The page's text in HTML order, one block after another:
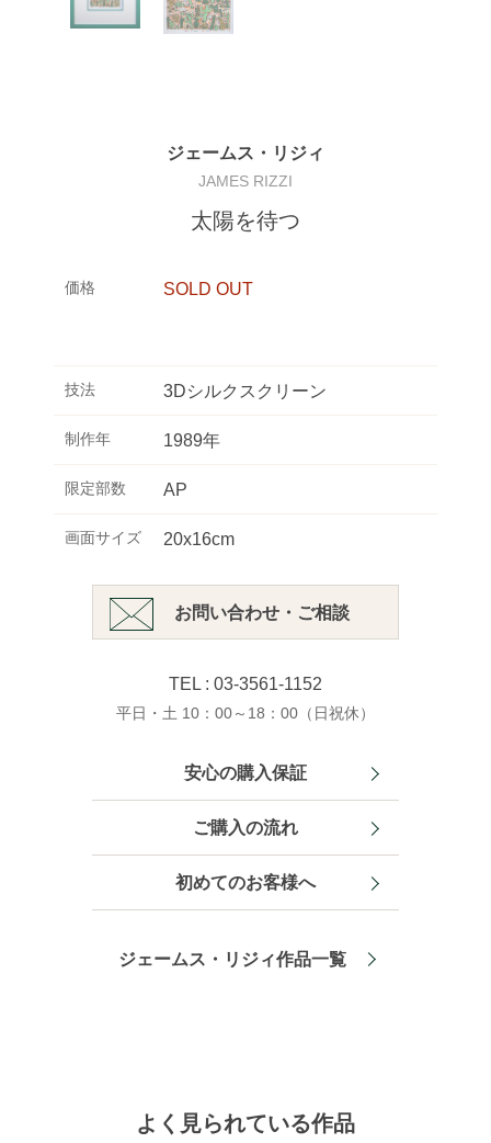
ジェームス・リジィ
JAMES RIZZI
太陽を待つ
価格 SOLD OUT
技法 3Dシルクスクリーン
制作年 1989年
限定部数 AP
画面サイズ 20x16cm
お問い合わせ・ご相談
TEL : 03-3561-1152
平日・土 10：00～18：00（日祝休）
安心の購入保証
ご購入の流れ
初めてのお客様へ
ジェームス・リジィ作品一覧
よく見られている作品